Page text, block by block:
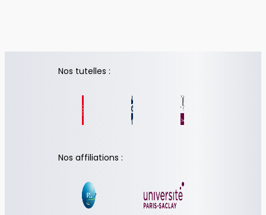
Nos tutelles :
Nos affiliations :